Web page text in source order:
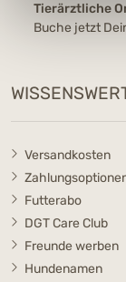
Tierärztliche
Buche jetzt
Versandkosten
Futterabo
DGT Care Club
Freunde werben
Hundenamen